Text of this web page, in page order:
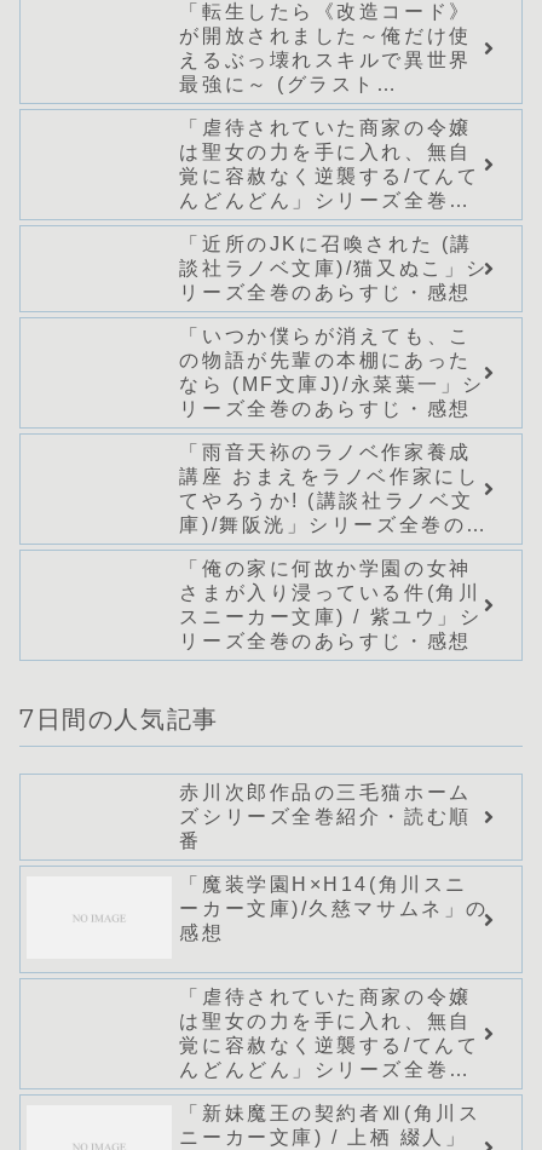
「転生したら《改造コード》
が開放されました～俺だけ使
えるぶっ壊れスキルで異世界
最強に～ (グラスト
NOVELS)/どまどま」シリー
ズ全巻のあらすじ・感想
「虐待されていた商家の令嬢
は聖女の力を手に入れ、無自
覚に容赦なく逆襲する/てんて
んどんどん」シリーズ全巻の
あらすじ・感想
「近所のJKに召喚された (講
談社ラノベ文庫)/猫又ぬこ」シ
リーズ全巻のあらすじ・感想
「いつか僕らが消えても、こ
の物語が先輩の本棚にあった
なら (MF文庫J)/永菜葉一」シ
リーズ全巻のあらすじ・感想
「雨音天袮のラノベ作家養成
講座 おまえをラノベ作家にし
てやろうか! (講談社ラノベ文
庫)/舞阪洸」シリーズ全巻のあ
らすじ・感想
「俺の家に何故か学園の女神
さまが入り浸っている件(角川
スニーカー文庫) / 紫ユウ」シ
リーズ全巻のあらすじ・感想
7日間の人気記事
赤川次郎作品の三毛猫ホーム
ズシリーズ全巻紹介・読む順
番
「魔装学園H×H14(角川スニ
ーカー文庫)/久慈マサムネ」の
感想
「虐待されていた商家の令嬢
は聖女の力を手に入れ、無自
覚に容赦なく逆襲する/てんて
んどんどん」シリーズ全巻の
あらすじ・感想
「新妹魔王の契約者Ⅻ(角川ス
ニーカー文庫) / 上栖 綴人」